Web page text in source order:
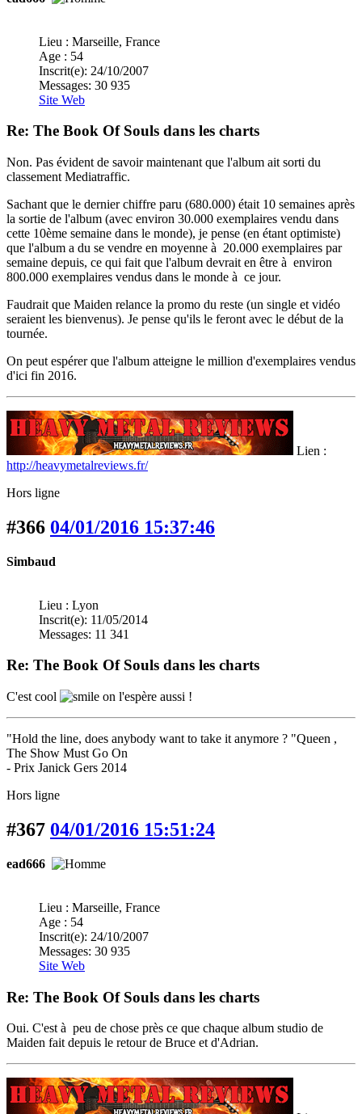
Lieu : Marseille, France
Age : 54
Inscrit(e): 24/10/2007
Messages: 30 935
Site Web
Re: The Book Of Souls dans les charts
Non. Pas évident de savoir maintenant que l'album ait sorti du
classement Mediatraffic.
Sachant que le dernier chiffre paru (680.000) était 10 semaines après
la sortie de l'album (avec environ 30.000 exemplaires vendu dans
cette 10ème semaine dans le monde), je pense (en étant optimiste)
que l'album a du se vendre en moyenne à 20.000 exemplaires par
semaine depuis, ce qui fait que l'album devrait en être à environ
800.000 exemplaires vendus dans le monde à ce jour.
Faudrait que Maiden relance la promo du reste (un single et vidéo
seraient les bienvenus). Je pense qu'ils le feront avec le début de la
tournée.
On peut espérer que l'album atteigne le million d'exemplaires vendus
d'ici fin 2016.
Lien :
http://heavymetalreviews.fr/
Hors ligne
#366 04/01/2016 15:37:46
Simbaud
Lieu : Lyon
Inscrit(e): 11/05/2014
Messages: 11 341
Re: The Book Of Souls dans les charts
C'est cool on l'espère aussi !
"Hold the line, does anybody want to take it anymore ? "Queen ,
The Show Must Go On
- Prix Janick Gers 2014
Hors ligne
#367 04/01/2016 15:51:24
ead666
Lieu : Marseille, France
Age : 54
Inscrit(e): 24/10/2007
Messages: 30 935
Site Web
Re: The Book Of Souls dans les charts
Oui. C'est à peu de chose près ce que chaque album studio de
Maiden fait depuis le retour de Bruce et d'Adrian.